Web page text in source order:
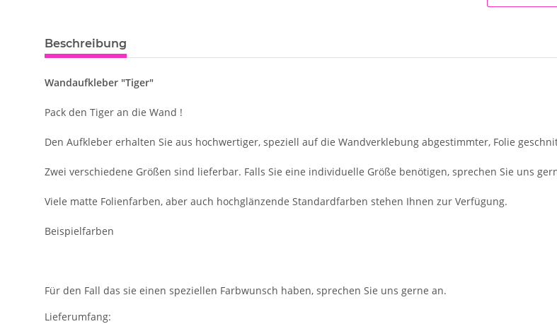
Beschreibung
Wandaufkleber "Tiger"
Pack den Tiger an die Wand !
Den Aufkleber erhalten Sie aus hochwertiger, speziell auf die Wandverklebung abgestimmter, Folie
Zwei verschiedene Größen sind lieferbar. Falls Sie eine individuelle Größe benötigen, sprechen Sie uns
Viele matte Folienfarben, aber auch hochglänzende Standardfarben stehen Ihnen zur Verfügung.
Beispielfarben
Für den Fall das sie einen speziellen Farbwunsch haben, sprechen Sie uns gerne an.
Lieferumfang: